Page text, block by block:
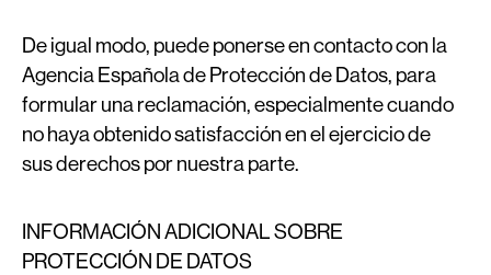
De igual modo, puede ponerse en contacto con la
Agencia Española de Protección de Datos, para
formular una reclamación, especialmente cuando
no haya obtenido satisfacción en el ejercicio de
sus derechos por nuestra parte.
INFORMACIÓN ADICIONAL SOBRE
PROTECCIÓN DE DATOS